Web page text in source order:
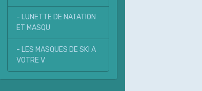
- LUNETTE DE NATATION
ET MASQU
- LES MASQUES DE SKI A
VOTRE V